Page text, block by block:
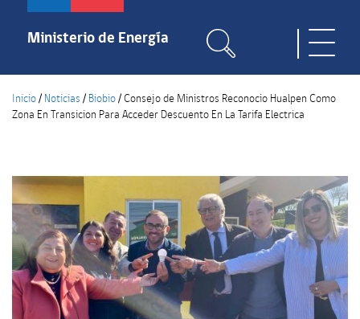
Pasar
contenido
Ministerio de Energía
Inicio/ Noticias / Biobio/Consejo de Ministros Reconocio Hualpen Como
Zona En Transicion Para Acceder Descuento En La Tarifa Electrica